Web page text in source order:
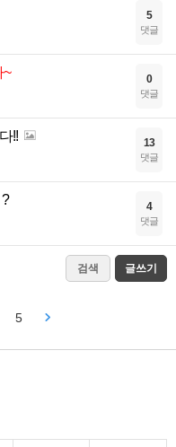
5
댓글
~ 0
댓글
!! 13
댓글
4
댓글
검색 글쓰기
5